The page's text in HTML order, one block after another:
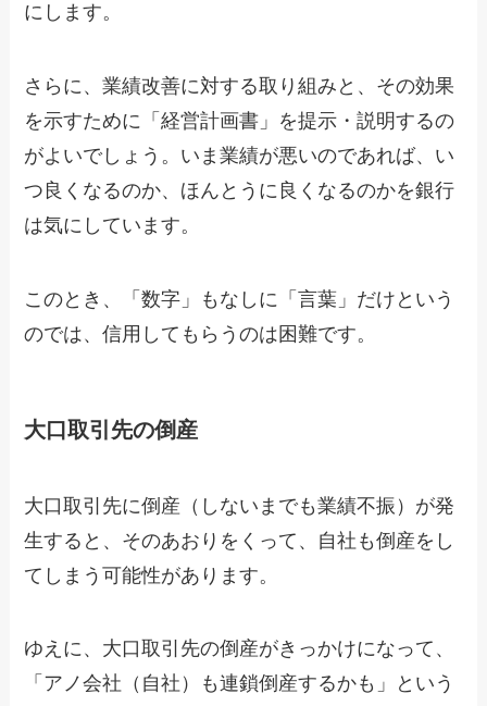
にします。
さらに、業績改善に対する取り組みと、その効果
を示すために「経営計画書」を提示・説明するの
がよいでしょう。いま業績が悪いのであれば、い
つ良くなるのか、ほんとうに良くなるのかを銀行
は気にしています。
このとき、「数字」もなしに「言葉」だけという
のでは、信用してもらうのは困難です。
大口取引先の倒産
大口取引先に倒産（しないまでも業績不振）が発
生すると、そのあおりをくって、自社も倒産をし
てしまう可能性があります。
ゆえに、大口取引先の倒産がきっかけになって、
「アノ会社（自社）も連鎖倒産するかも」という